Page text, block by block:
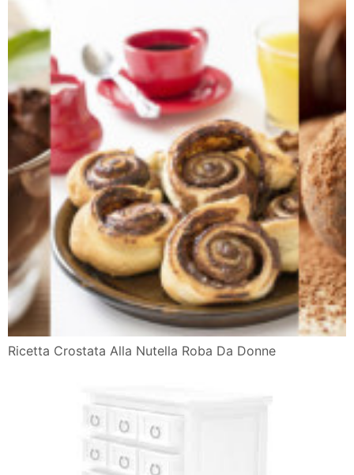
Ricetta Crostata Alla Nutella Roba Da Donne